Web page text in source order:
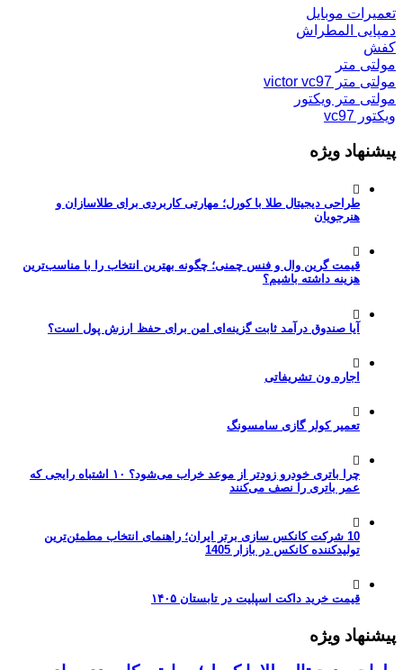
تعمیرات موبایل
دمپایی المطراش
کفش
مولتی متر
مولتی متر victor vc97
مولتی متر ویکتور
ویکتور vc97
پیشنهاد ویژه
طراحی دیجیتال طلا با کورل؛ مهارتی کاربردی برای طلاسازان و
هنرجویان
قیمت گرین وال و فنس چمنی؛ چگونه بهترین انتخاب را با مناسب‌ترین
هزینه داشته باشیم؟
آیا صندوق درآمد ثابت گزینه‌ای امن برای حفظ ارزش پول است؟
اجاره ون تشریفاتی
تعمیر کولر گازی سامسونگ
چرا باتری خودرو زودتر از موعد خراب می‌شود؟ ۱۰ اشتباه رایجی که
عمر باتری را نصف می‌کنند
10 شرکت کانکس سازی برتر ایران؛ راهنمای انتخاب مطمئن‌ترین
تولیدکننده کانکس در بازار 1405
قیمت خرید داکت اسپلیت در تابستان ۱۴۰۵
پیشنهاد ویژه